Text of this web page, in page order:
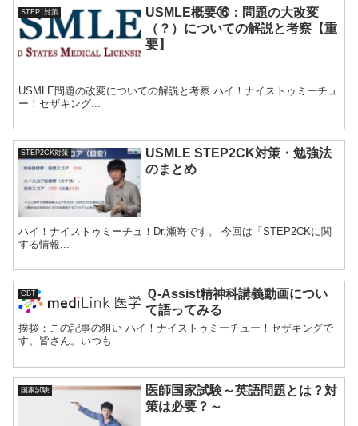
STEP1対策
USMLE概要⑯：問題の大改変
（？）についての解説と考察【重
要】
USMLE問題の改変についての解説と考察 ハイ！ナイストゥミーチュ
ー！セザキング...
STEP2CK対策
USMLE STEP2CK対策・勉強法
のまとめ
ハイ！ナイストゥミーチュ！Dr.瀬嵜です。 今回は「STEP2CKに関
する情報...
CBT
Ｑ-Assist精神科講義動画につい
て語ってみる
挨拶：この記事の狙い ハイ！ナイストゥミーチュー！セザキングで
す。皆さん。いつも...
国家試験
医師国家試験～英語問題とは？対
策は必要？～